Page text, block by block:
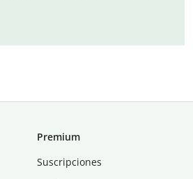
Premium
Suscripciones